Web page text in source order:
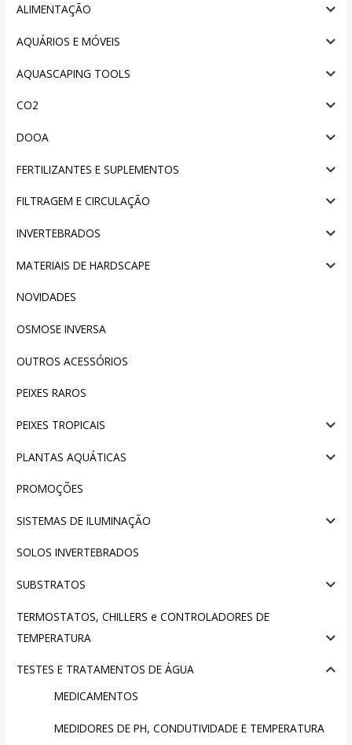
ALIMENTAÇÃO
AQUÁRIOS E MÓVEIS
AQUASCAPING TOOLS
CO2
DOOA
FERTILIZANTES E SUPLEMENTOS
FILTRAGEM E CIRCULAÇÃO
INVERTEBRADOS
MATERIAIS DE HARDSCAPE
NOVIDADES
OSMOSE INVERSA
OUTROS ACESSÓRIOS
PEIXES RAROS
PEIXES TROPICAIS
PLANTAS AQUÁTICAS
PROMOÇÕES
SISTEMAS DE ILUMINAÇÃO
SOLOS INVERTEBRADOS
SUBSTRATOS
TERMOSTATOS, CHILLERS e CONTROLADORES DE
TEMPERATURA
TESTES E TRATAMENTOS DE ÁGUA
MEDICAMENTOS
MEDIDORES DE PH, CONDUTIVIDADE E TEMPERATURA